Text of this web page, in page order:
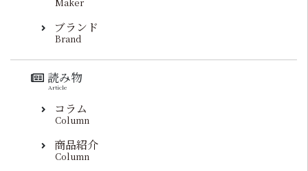
ブランド
Brand
読み物
Article
コラム
Column
商品紹介
Column